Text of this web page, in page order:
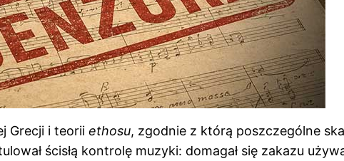
Grecji i teorii ethosu, zgodnie z którą poszczególne
ścisłą kontrolę muzyki: domagał się zakazu